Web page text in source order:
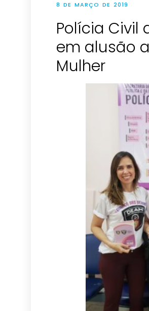
8 DE MARÇO DE 2019
Polícia Civil
em alusão
Mulher